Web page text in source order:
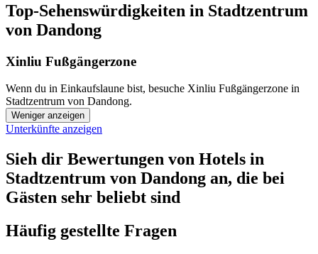
Top-Sehenswürdigkeiten in Stadtzentrum
von Dandong
Xinliu Fußgängerzone
Wenn du in Einkaufslaune bist, besuche Xinliu Fußgängerzone in
Stadtzentrum von Dandong.
Weniger anzeigen
Unterkünfte anzeigen
Sieh dir Bewertungen von Hotels in
Stadtzentrum von Dandong an, die bei
Gästen sehr beliebt sind
Häufig gestellte Fragen